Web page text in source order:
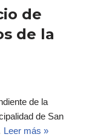
de
de la
de la
de San
Leer más »